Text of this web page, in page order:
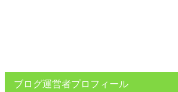
ブログ運営者プロフィール